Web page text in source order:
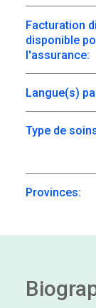
Facturation
disponible
l'assurance:
Langue(s)
Type de
Provinces: